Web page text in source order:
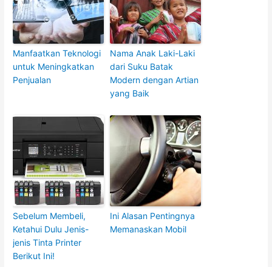
Manfaatkan Teknologi
untuk Meningkatkan
Penjualan
Nama Anak Laki-Laki
dari Suku Batak
Modern dengan Artian
yang Baik
Sebelum Membeli,
Ketahui Dulu Jenis-
jenis Tinta Printer
Berikut Ini!
Ini Alasan Pentingnya
Memanaskan Mobil